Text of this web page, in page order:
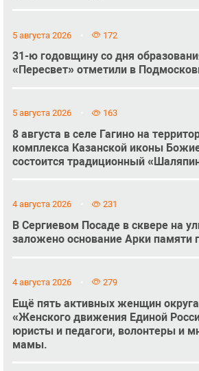
5 августа 2026 172
31-ю годовщину со дня
«Пересвет» отметили в
5 августа 2026 163
8 августа в селе Гагино на
комплекса Казанской иконы
состоится традиционный
4 августа 2026 231
В Сергиевом Посаде в сквере на
заложено основание Арки памяти
4 августа 2026 279
Ещё пять активных женщин
«Женского движения Единой
юристы и педагоги, волонтеры и
мамы.